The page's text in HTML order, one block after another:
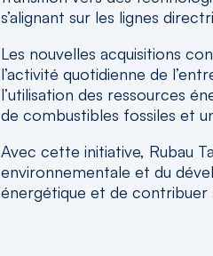
s’alignant sur les lignes
Les nouvelles acquisitions
l’activité quotidienne de
l’utilisation des ressources
de combustibles fossiles et
Avec cette initiative, Rubau
environnementale et du
énergétique et de contribuer